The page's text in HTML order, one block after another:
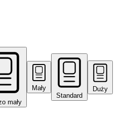
mały
Mały
Standard
Duży